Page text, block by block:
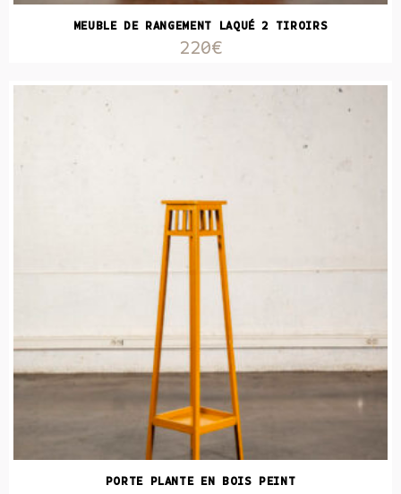
MEUBLE DE RANGEMENT LAQUÉ 2 TIROIRS
220€
PORTE PLANTE EN BOIS PEINT